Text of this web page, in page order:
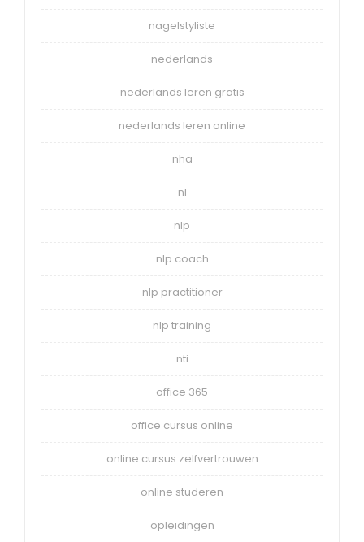
nagelstyliste
nederlands
nederlands leren gratis
nederlands leren online
nha
nl
nlp
nlp coach
nlp practitioner
nlp training
nti
office 365
office cursus online
online cursus zelfvertrouwen
online studeren
opleidingen